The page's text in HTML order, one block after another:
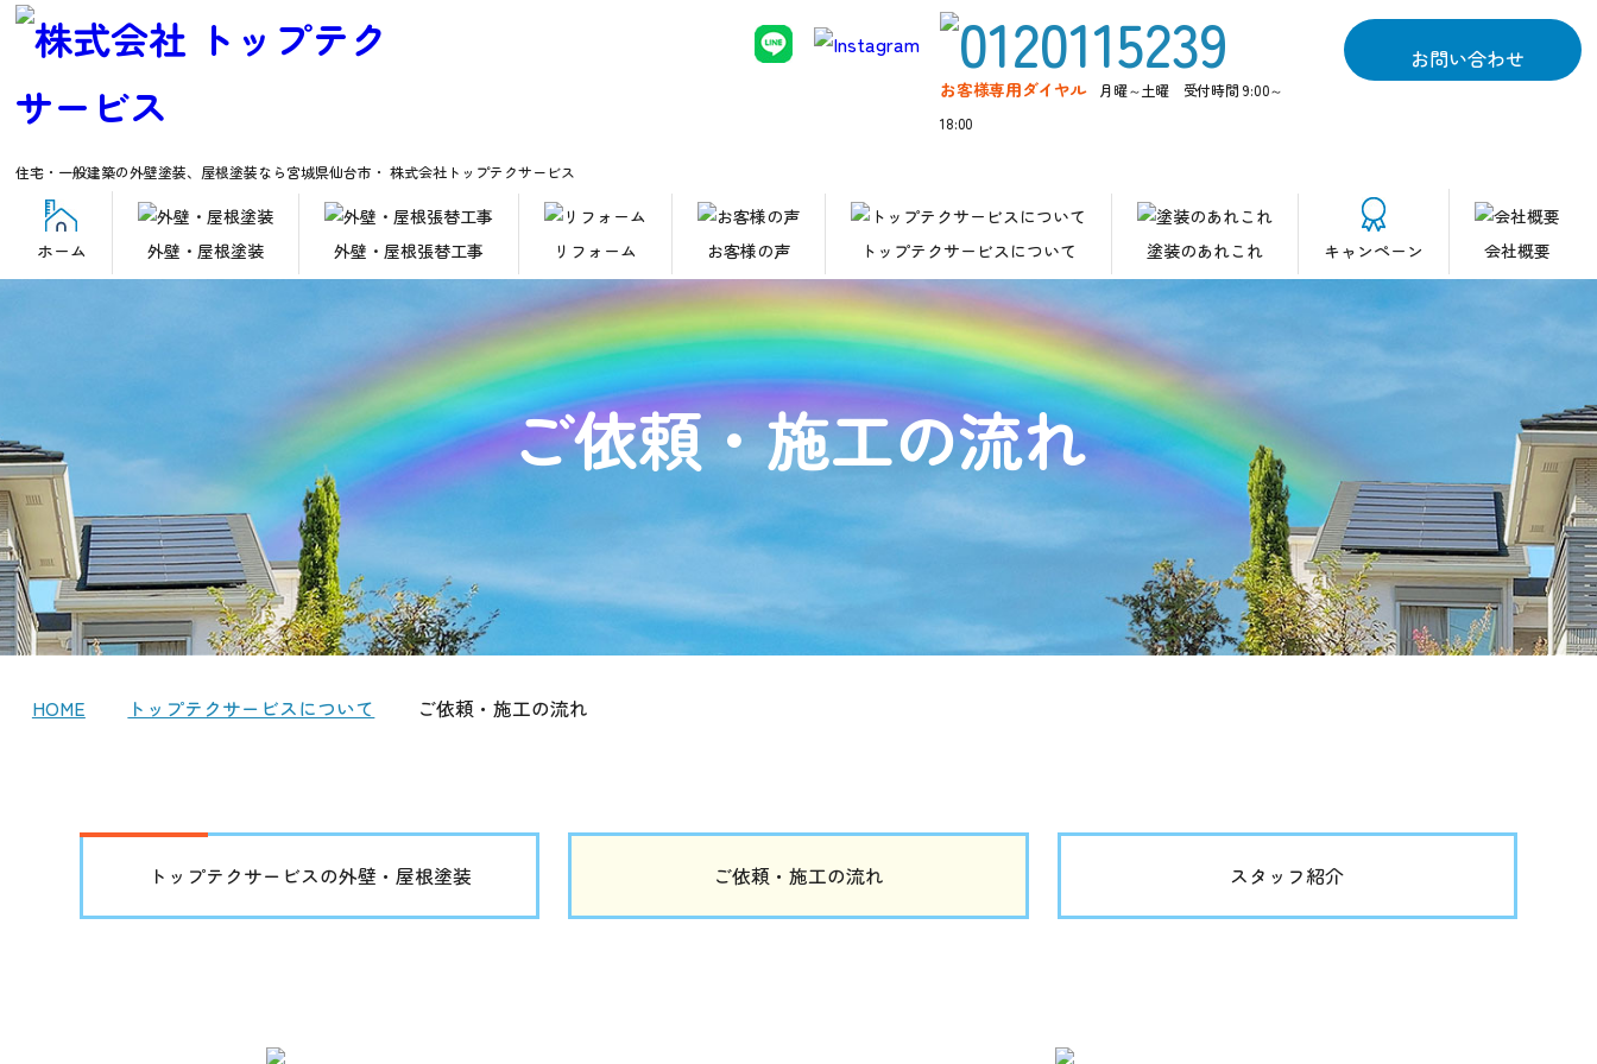
住宅・一般建築の外壁塗装、屋根塗装なら宮城県仙台市・ 株式会社トップテクサービス
お客様専用ダイヤル
月曜～土曜 受付時間 9:00～
18:00
お問い合わせ
ホーム 外壁・屋根塗装 外壁・屋根張替工事 リフォーム お客様の声 トップテクサービスについて 塗装のあれこれ キャンペーン 会社概要
ご依頼・施工の流れ
HOME トップテクサービスについて ご依頼・施工の流れ
トップテクサービスの外壁・屋根塗装 ご依頼・施工の流れ スタッフ紹介